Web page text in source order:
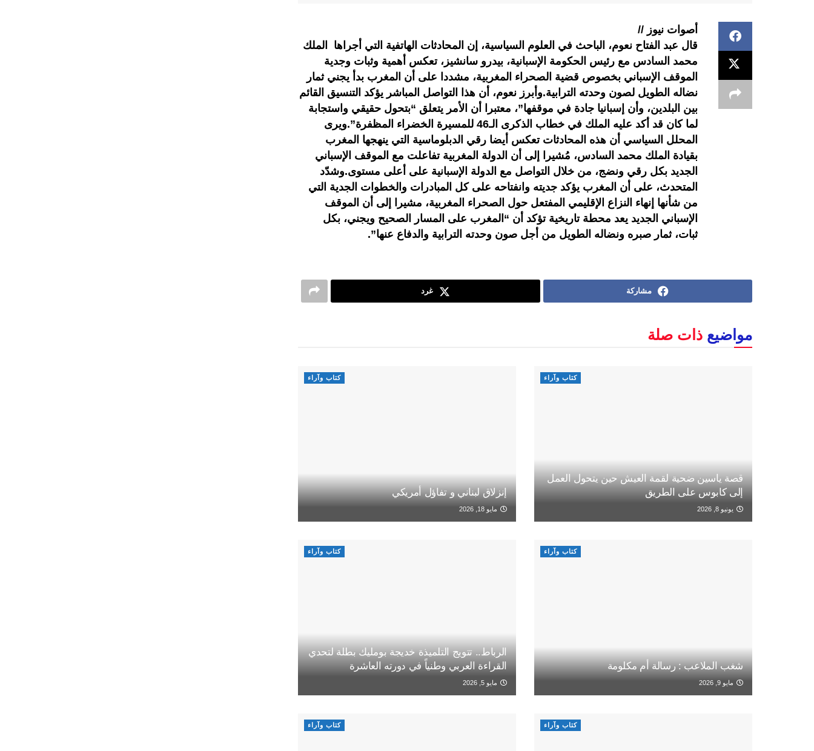
أصوات نيوز //
قال عبد الفتاح نعوم، الباحث في العلوم السياسية، إن المحادثات الهاتفية التي أجراها الملك
محمد السادس مع رئيس الحكومة الإسبانية، بيدرو سانشيز، تعكس أهمية وثبات وجدية
الموقف الإسباني بخصوص قضية الصحراء المغربية، مشددا على أن المغرب بدأ يجني ثمار
نضاله الطويل لصون وحدته الترابية.وأبرز نعوم، أن هذا التواصل المباشر يؤكد التنسيق القائم
بين البلدين، وأن إسبانيا جادة في موقفها”، معتبرا أن الأمر يتعلق “بتحول حقيقي واستجابة
لما كان قد أكد عليه الملك في خطاب الذكرى الـ46 للمسيرة الخضراء المظفرة”.ويرى
المحلل السياسي أن هذه المحادثات تعكس أيضا رقي الدبلوماسية التي ينهجها المغرب
بقيادة الملك محمد السادس، مُشيرا إلى أن الدولة المغربية تفاعلت مع الموقف الإسباني
الجديد بكل رقي ونضج، من خلال التواصل مع الدولة الإسبانية على أعلى مستوى.وشدّد
المتحدث، على أن المغرب يؤكد جديته وانفتاحه على كل المبادرات والخطوات الجدية التي
من شأنها إنهاء النزاع الإقليمي المفتعل حول الصحراء المغربية، مشيرا إلى أن الموقف
الإسباني الجديد يعد محطة تاريخية تؤكد أن “المغرب على المسار الصحيح ويجني، بكل
ثبات، ثمار صبره ونضاله الطويل من أجل صون وحدته الترابية والدفاع عنها”.
مشاركة غرد
مواضيع ذات صلة
كتاب وآراء
قصة ياسين ضحية لقمة العيش حين يتحول العمل
إلى كابوس على الطريق
يونيو 8, 2026
كتاب وآراء
إنزلاق لبناني و تفاؤل أمريكي
مايو 18, 2026
كتاب وآراء
شغب الملاعب : رسالة أم مكلومة
مايو 9, 2026
كتاب وآراء
الرباط.. تتويج التلميذة خديجة بومليك بطلة لتحدي
القراءة العربي وطنياً في دورته العاشرة
مايو 5, 2026
كتاب وآراء كتاب وآراء